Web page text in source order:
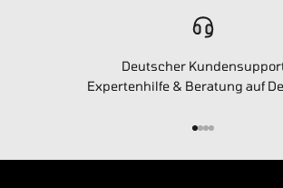
Deutscher
Expertenhilfe & Beratung auf